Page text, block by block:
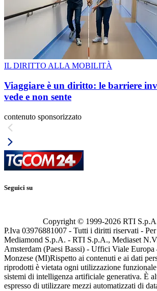
IL DIRITTO ALLA MOBILITÀ
Viaggiare è un diritto: le barriere
vede e non sente
contenuto sponsorizzato
Seguici su
Copyright © 1999-2026 RTI
P.Iva 03976881007 - Tutti i diritti riservati -
Mediamond S.p.A. - RTI S.p.A., Mediaset
Amsterdam (Paesi Bassi) - Uffici Viale
Monzese (MI)Rispetto ai contenuti e ai dati
riprodotti è vietata ogni utilizzazione funzionale
sistemi di intelligenza artificiale generativa. È
espresso di utilizzare mezzi automatizzati di